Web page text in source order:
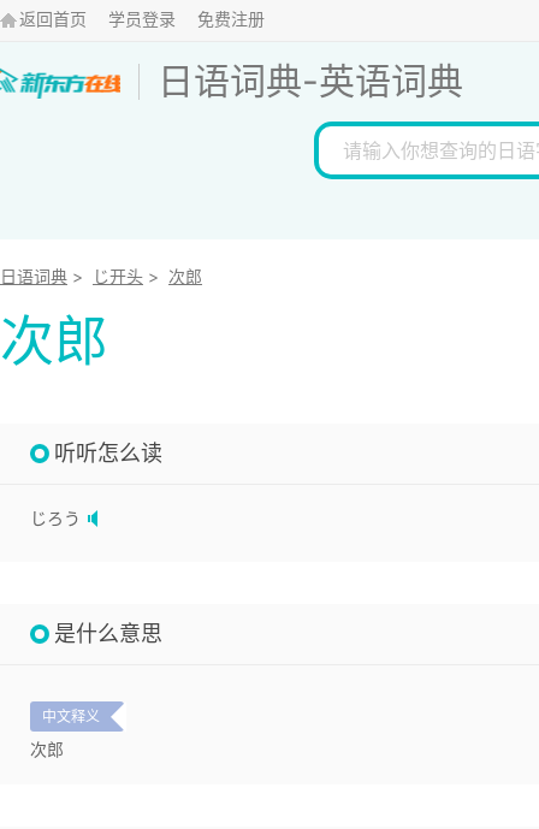
返回首页 学员登录 免费注册
日语词典-英语词典
日语词典 > じ开头 > 次郎
次郎
听听怎么读
じろう
是什么意思
中文释义
次郎